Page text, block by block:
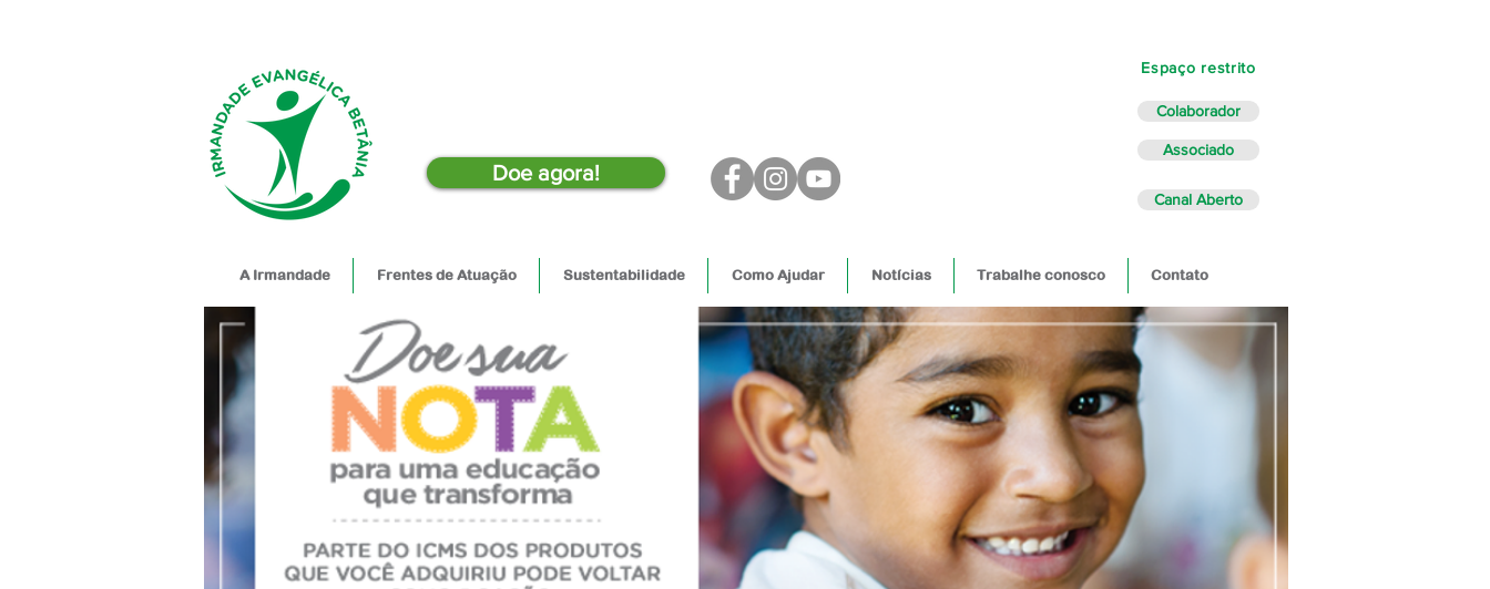
Espaço restrito
Colaborador
Doe agora!
Associado
Canal Aberto
A Irmandade Frentes de Atuação Sustentabilidade Como Ajudar Notícias Trabalhe conosco Contato